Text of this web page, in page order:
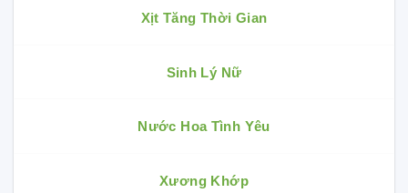
Xịt Tăng Thời Gian
Sinh Lý Nữ
Nước Hoa Tình Yêu
Xương Khớp